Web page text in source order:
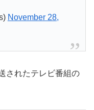
November 28,
されたテレビ番組の